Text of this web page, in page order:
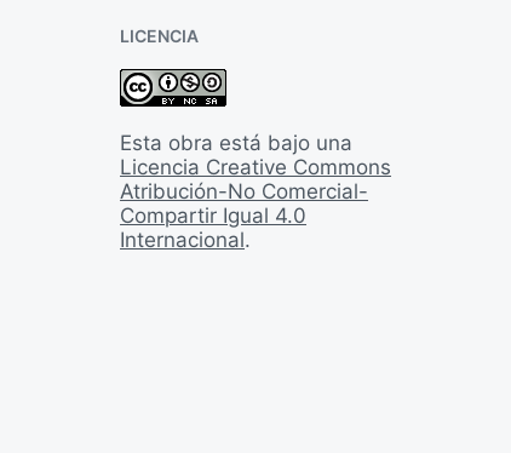
LICENCIA
Esta obra está bajo una
Licencia Creative Commons
Atribución-No Comercial-
Compartir Igual 4.0
Internacional.